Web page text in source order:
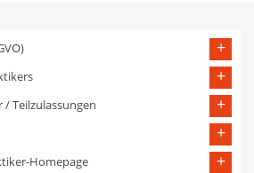
Teilzulassungen
Homepage